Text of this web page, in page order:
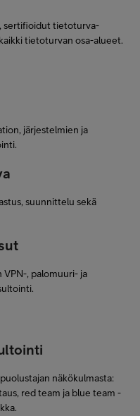
sertifioidut tietoturva-
tietoturvan osa-alueet.
järjestelmien ja
suunnittelu sekä
, palomuuri- ja
näkökulmasta:
red team ja blue team -